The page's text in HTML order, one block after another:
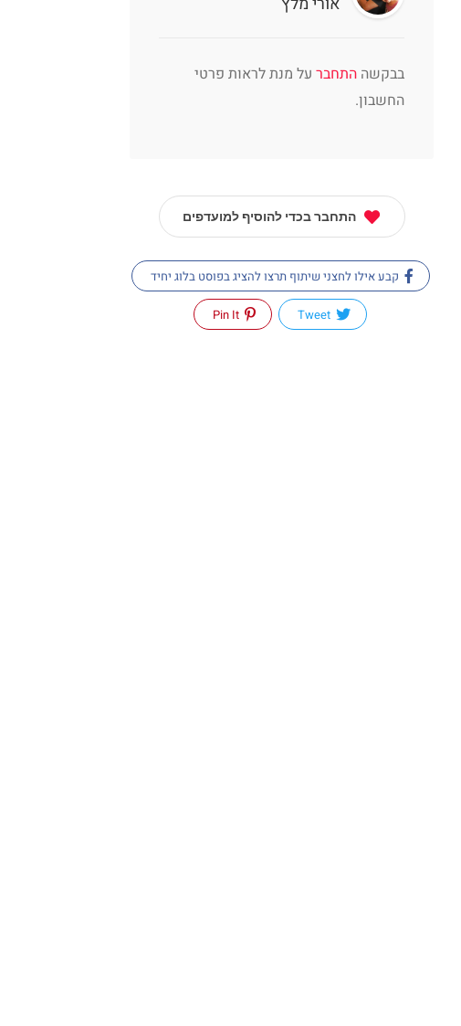
בבקשה התחבר על מנת לראות פרטי
החשבון.
התחבר בכדי להוסיף למועדפים
קבע אילו לחצני שיתוף תרצו להציג בפוסט בלוג יחיד